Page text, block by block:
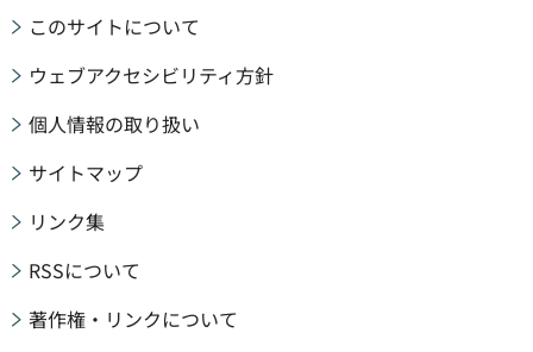
このサイトについて
ウェブアクセシビリティ方針
個人情報の取り扱い
サイトマップ
リンク集
RSSについて
著作権・リンクについて